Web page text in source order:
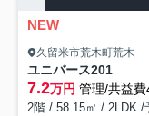
NEW
久留米市荒木町荒木
ユニバース201
7.2万円 管理/共益費
2階 / 58.15㎡ / 2LDK /